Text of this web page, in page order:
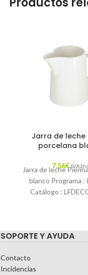
Jarra de leche
porcelana
7,56€ IVA Incl.
Jarra de leche
blanco Programa :
Catálogo :
SOPORTE Y AYUDA
Contacto
Incidencias